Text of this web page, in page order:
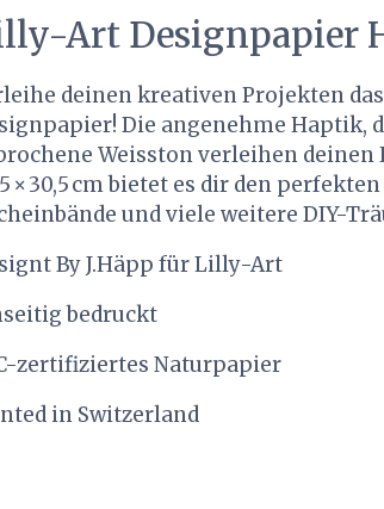
Art Designpapier
deinen kreativen Projekten
Die angenehme Haptik,
Weisston verleihen
× 30,5 cm bietet es dir den
und viele weitere DIY-
By J.Häpp für Lilly-Art
bedruckt
zertifiziertes Naturpapier
in Switzerland